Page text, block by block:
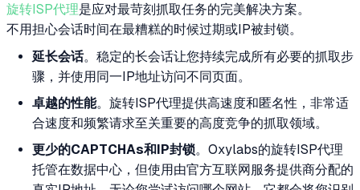
旋转ISP代理是应对最苛刻抓取任务的完美解决方案。
不用担心会话时间在最糟糕的时候过期或IP被封锁。
延长会话。稳定的长会话让您持续完成所有必要的抓取步
骤，并使用同一IP地址访问不同页面。
卓越的性能。旋转ISP代理提供高速度和匿名性，非常适
合速度和频繁请求至关重要的高度竞争的抓取领域。
更少的CAPTCHAs和IP封锁。Oxylabs的旋转ISP代理
托管在数据中心，但使用由官方互联网服务提供商分配的